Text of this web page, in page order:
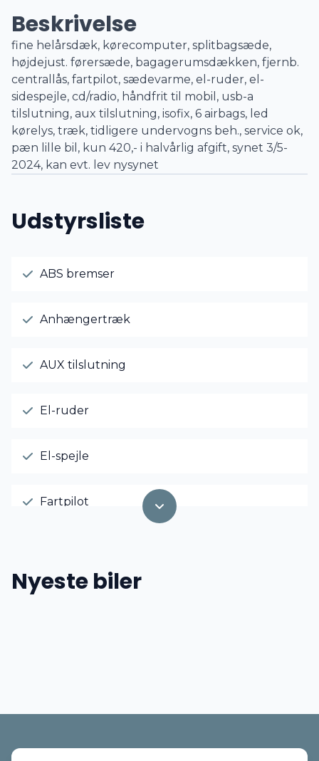
Beskrivelse
fine helårsdæk, kørecomputer, splitbagsæde,
højdejust. førersæde, bagagerumsdækken, fjernb.
centrallås, fartpilot, sædevarme, el-ruder, el-
sidespejle, cd/radio, håndfrit til mobil, usb-a
tilslutning, aux tilslutning, isofix, 6 airbags, led
kørelys, træk, tidligere undervogns beh., service ok,
pæn lille bil, kun 420,- i halvårlig afgift, synet 3/5-
2024, kan evt. lev nysynet
Udstyrsliste
ABS bremser
Anhængertræk
AUX tilslutning
El-ruder
El-spejle
Fartpilot
Højdejusterbart førersæde
Nyeste biler